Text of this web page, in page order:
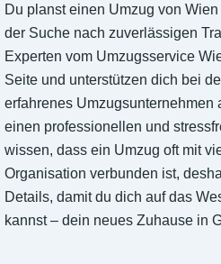
Du planst einen Umzug von
der Suche nach zuverlässigen
Experten vom Umzugsservice
Seite und unterstützen dich bei
erfahrenes Umzugsunternehmen
einen professionellen und
wissen, dass ein Umzug oft mit
Organisation verbunden ist,
Details, damit du dich auf das
kannst – dein neues Zuhause in